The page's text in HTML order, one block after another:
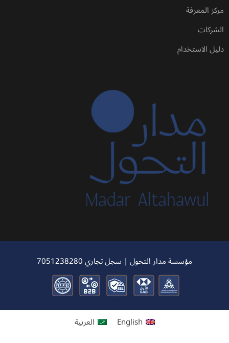
مركز المعرفة
الشركات
دليل الاستخدام
مؤسسة مدار التحول | سجل تجاري 7051238280
English العربية